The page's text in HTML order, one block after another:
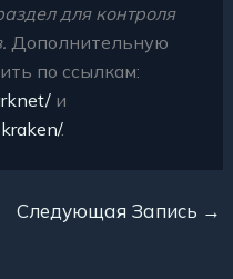
для контроля
Дополнительную
по ссылкам:
и
.
Следующая Запись →